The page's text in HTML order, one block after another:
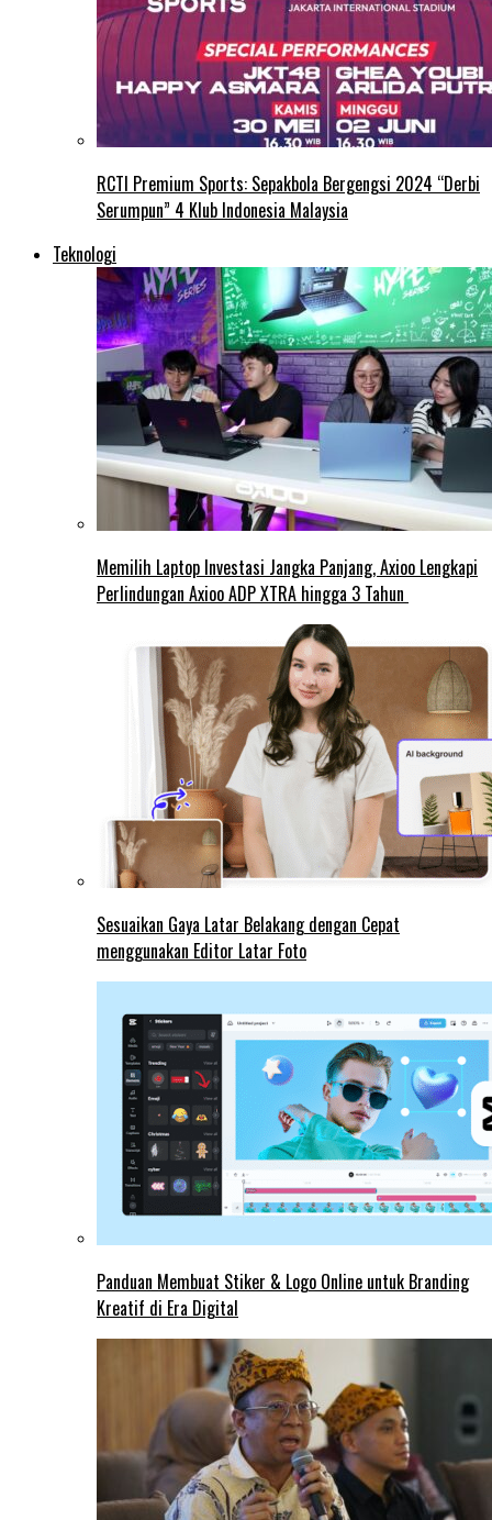
RCTI Premium Sports: Sepakbola Bergengsi 2024 “Derbi
Serumpun” 4 Klub Indonesia Malaysia
Teknologi
Memilih Laptop Investasi Jangka Panjang, Axioo Lengkapi
Perlindungan Axioo ADP XTRA hingga 3 Tahun
Sesuaikan Gaya Latar Belakang dengan Cepat
menggunakan Editor Latar Foto
Panduan Membuat Stiker & Logo Online untuk Branding
Kreatif di Era Digital